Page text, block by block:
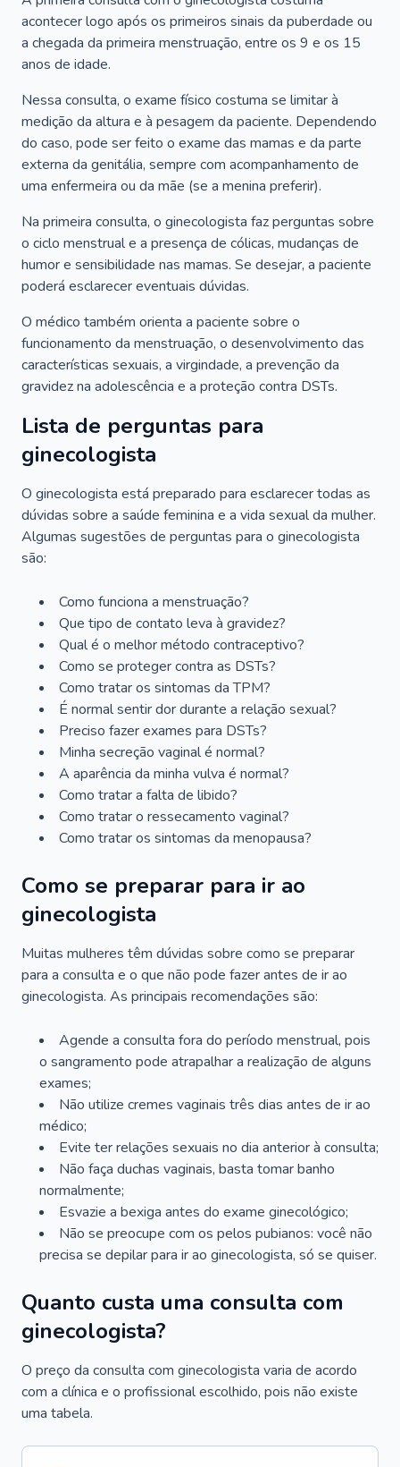
acontecer logo após os primeiros sinais da puberdade ou
a chegada da primeira menstruação, entre os 9 e os 15
anos de idade.
Nessa consulta, o exame físico costuma se limitar à
medição da altura e à pesagem da paciente. Dependendo
do caso, pode ser feito o exame das mamas e da parte
externa da genitália, sempre com acompanhamento de
uma enfermeira ou da mãe (se a menina preferir).
Na primeira consulta, o ginecologista faz perguntas sobre
o ciclo menstrual e a presença de cólicas, mudanças de
humor e sensibilidade nas mamas. Se desejar, a paciente
poderá esclarecer eventuais dúvidas.
O médico também orienta a paciente sobre o
funcionamento da menstruação, o desenvolvimento das
características sexuais, a virgindade, a prevenção da
gravidez na adolescência e a proteção contra DSTs.
Lista de perguntas para
ginecologista
O ginecologista está preparado para esclarecer todas as
dúvidas sobre a saúde feminina e a vida sexual da mulher.
Algumas sugestões de perguntas para o ginecologista
são:
Como funciona a menstruação?
Que tipo de contato leva à gravidez?
Qual é o melhor método contraceptivo?
Como se proteger contra as DSTs?
Como tratar os sintomas da TPM?
É normal sentir dor durante a relação sexual?
Preciso fazer exames para DSTs?
Minha secreção vaginal é normal?
A aparência da minha vulva é normal?
Como tratar a falta de libido?
Como tratar o ressecamento vaginal?
Como tratar os sintomas da menopausa?
Como se preparar para ir ao
ginecologista
Muitas mulheres têm dúvidas sobre como se preparar
para a consulta e o que não pode fazer antes de ir ao
ginecologista. As principais recomendações são:
Agende a consulta fora do período menstrual, pois
o sangramento pode atrapalhar a realização de alguns
exames;
Não utilize cremes vaginais três dias antes de ir ao
médico;
Evite ter relações sexuais no dia anterior à consulta;
Não faça duchas vaginais, basta tomar banho
normalmente;
Esvazie a bexiga antes do exame ginecológico;
Não se preocupe com os pelos pubianos: você não
precisa se depilar para ir ao ginecologista, só se quiser.
Quanto custa uma consulta com
ginecologista?
O preço da consulta com ginecologista varia de acordo
com a clínica e o profissional escolhido, pois não existe
uma tabela.